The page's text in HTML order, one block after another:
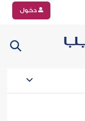
دخول